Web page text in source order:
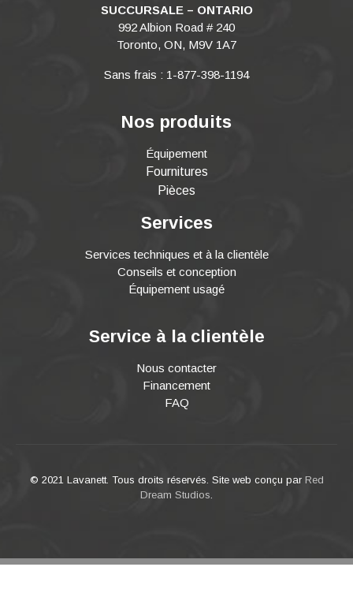
SUCCURSALE – ONTARIO
992 Albion Road # 240
Toronto, ON, M9V 1A7
Sans frais : 1-877-398-1194
Nos produits
Équipement
Fournitures
Pièces
Services
Services techniques et à la clientèle
Conseils et conception
Équipement usagé
Service à la clientèle
Nous contacter
Financement
FAQ
© 2021 Lavanett. Tous droits réservés. Site web conçu par Red
Dream Studios